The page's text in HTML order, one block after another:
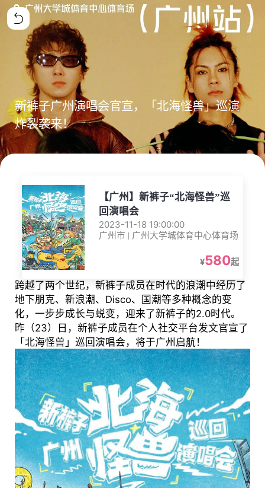
新裤子广州演唱会官宣，「北海怪兽」巡演
炸裂袭来！
【广州】新裤子“北海怪兽”巡
回演唱会
2023-11-18 19:00:00
广州市 | 广州大学城体育中心体育场
¥580起
跨越了两个世纪，新裤子成员在时代的浪潮中经历了
地下朋克、新浪潮、Disco、国潮等多种概念的变
化，一步步成长与蜕变，迎来了新裤子的2.0时代。
昨（23）日，新裤子成员在个人社交平台发文官宣了
「北海怪兽」巡回演唱会，将于广州启航！